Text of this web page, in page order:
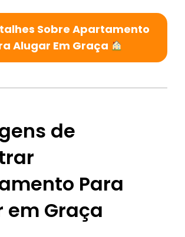
Sobre Apartamento
Alugar Em Graça
de
Para
em Graça